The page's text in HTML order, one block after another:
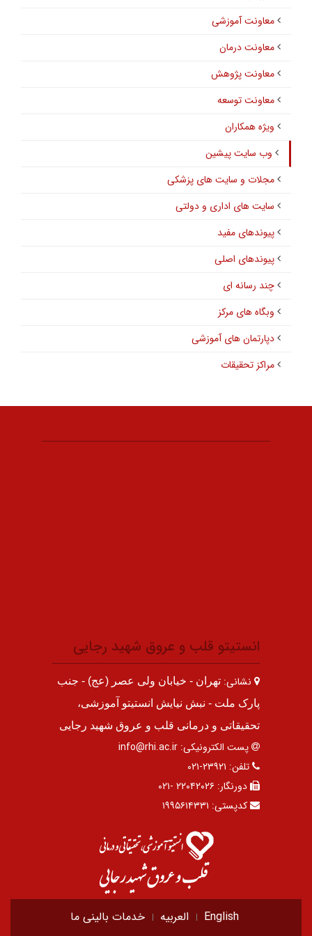
معاونت آموزشی
معاونت درمان
معاونت پژوهش
معاونت توسعه
ویژه همکاران
وب سایت پیشین
مجلات و سایت های پزشکی
سایت های اداری و دولتی
پیوندهای مفید
پیوندهای اصلی
چند رسانه ای
وبگاه های مرکز
دپارتمان های آموزشی
مراکز تحقیقات
انستیتو قلب و عروق شهید رجایی
نشانی: تهران - خیابان ولی عصر (عج) - جنب
پارک ملت - نبش نیایش انستیتو آموزشی،
تحقیقاتی و درمانی قلب و عروق شهید رجایی
پست الکترونیکی: info@rhi.ac.ir
تلفن: ۲۳۹۲۱-۰۲۱
دورنگار: ۲۲۰۴۲۰۲۶ -۰۲۱
کدپستی: ۱۹۹۵۶۱۴۳۳۱
English العربیه
خدمات بالینی ما